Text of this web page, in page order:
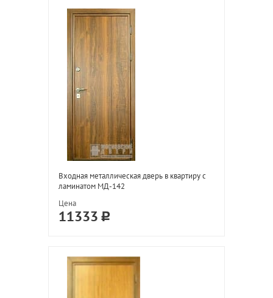
Входная металлическая дверь в квартиру с
ламинатом МД-142
Цена
11333